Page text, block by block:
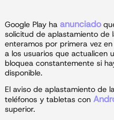
Google Play ha anunciado
solicitud de aplastamiento de
enteramos por primera vez
a los usuarios que actualicen
bloquea constantemente si
disponible.
El aviso de aplastamiento de
teléfonos y tabletas con
superior.